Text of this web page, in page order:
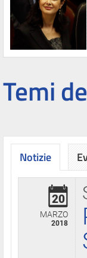
Temi
Notizie
20
MARZO
2018